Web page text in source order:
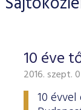
Azonnali Piac
Részvények
Részvény
BÉT
Alkalmazott
Elszámolás
Részvény
program
BÉT Xtend -
TŐZSDETAGOK
VENDOROK
10 éve
2016. szept.
10